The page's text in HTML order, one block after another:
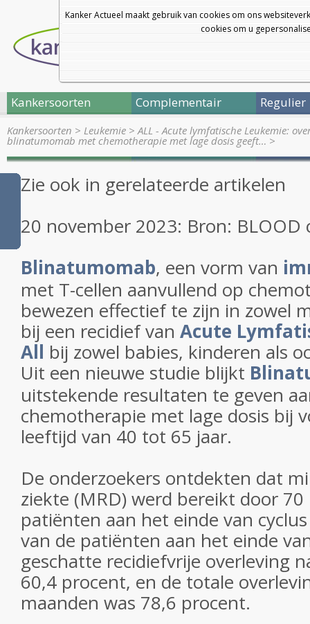
Kanker Actueel maakt gebruik van cookies om ons
cookies om u
Kankersoorten Complementair Regulier
Kankersoorten > Leukemie >ALL - Acute lymfatische Leukemie:
blinatumomab met chemotherapie met lage dosis geeft… >
Zie ook in gerelateerde artikelen
20 november 2023: Bron: BLOOD
Blinatumomab, een vorm van
met T-cellen aanvullend op
bewezen effectief te zijn in zowel
bij een recidief van Acute
All bij zowel babies, kinderen als
Uit een nieuwe studie blijkt
uitstekende resultaten te geven
chemotherapie met lage dosis bij
leeftijd van 40 tot 65 jaar.
De onderzoekers ontdekten dat
ziekte (MRD) werd bereikt door
patiënten aan het einde van
van de patiënten aan het einde
geschatte recidiefvrije overleving
60,4 procent, en de totale
maanden was 78,6 procent.